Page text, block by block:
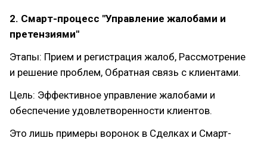
2. Смарт-процесс "Управление жалобами и
претензиями"
Этапы: Прием и регистрация жалоб, Рассмотрение
и решение проблем, Обратная связь с клиентами.
Цель: Эффективное управление жалобами и
обеспечение удовлетворенности клиентов.
Это лишь примеры воронок в Сделках и Смарт-